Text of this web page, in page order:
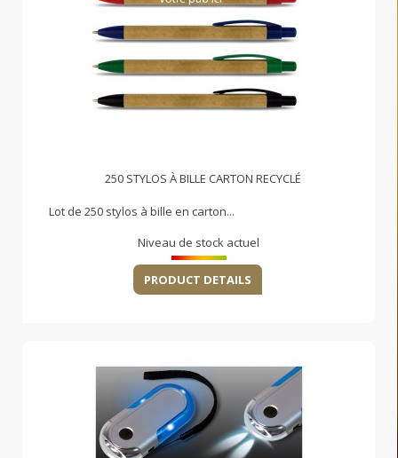
250 STYLOS À BILLE CARTON RECYCLÉ
Lot de 250 stylos à bille en carton...
Niveau de stock actuel
PRODUCT DETAILS